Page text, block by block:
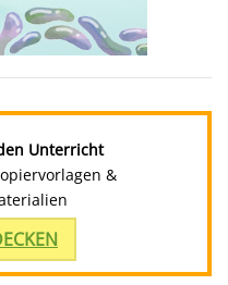
Unterricht
&